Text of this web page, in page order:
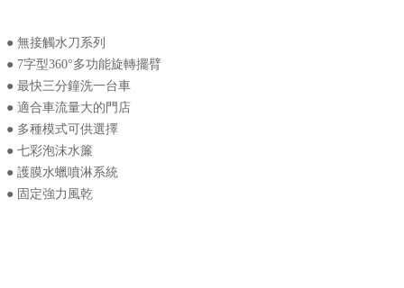
● 無接觸水刀系列
● 7字型360°多功能旋轉擺臂
● 最快三分鐘洗一台車
● 適合車流量大的門店
● 多種模式可供選擇
● 七彩泡沫水簾
● 護膜水蠟噴淋系統
● 固定強力風乾